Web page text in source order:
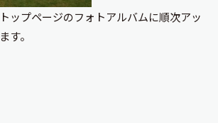
ップページのフォトアルバムに順次アッ
す。